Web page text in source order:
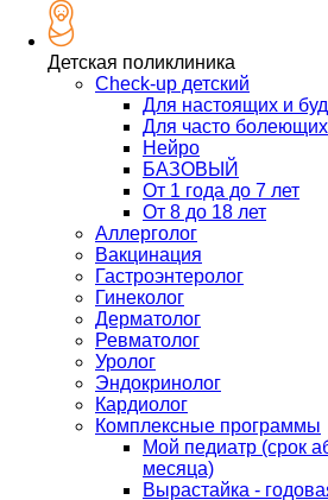
Детская поликлиника
Check-up детский
Для настоящих и
Для часто болеющих
Нейро
БАЗОВЫЙ
От 1 года до 7 лет
От 8 до 18 лет
Аллерголог
Вакцинация
Гастроэнтеролог
Гинеколог
Дерматолог
Ревматолог
Уролог
Эндокринолог
Кардиолог
Комплексные программы
Мой педиатр (срок
месяца)
Вырастайка -